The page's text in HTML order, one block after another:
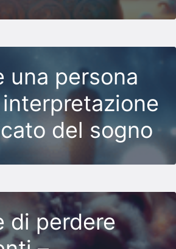
una persona
del sogno
di perdere